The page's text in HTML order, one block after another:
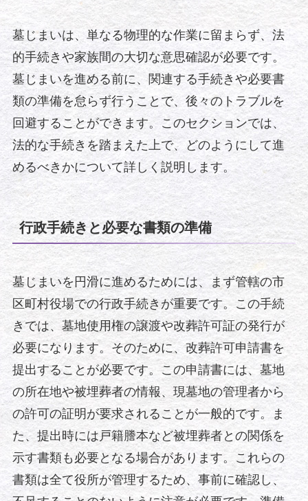
墓じまいは、単なる物理的な作業に留まらず、法
的手続きや家族間の大切な意思確認が必要です。
墓じまいを進める前に、関連する手続きや必要書
類の準備を怠らず行うことで、後々のトラブルを
回避することができます。このセクションでは、
法的な手続きを踏まえた上で、どのようにして進
めるべきかについて詳しく説明します。
行政手続きと必要な書類の準備
墓じまいを円滑に進めるためには、まず管轄の市
区町村役場での行政手続きが重要です。この手続
きでは、墓地使用権の譲渡や改葬許可証の発行が
必要になります。そのために、改葬許可申請書を
提出することが必要です。この申請書には、墓地
の所在地や被埋葬者の情報、現墓地の管理者から
の許可の証明が要求されることが一般的です。ま
た、提出時には戸籍謄本など被埋葬者との関係を
示す書類も必要となる場合があります。これらの
書類は全て役所が管理するため、事前に確認し、